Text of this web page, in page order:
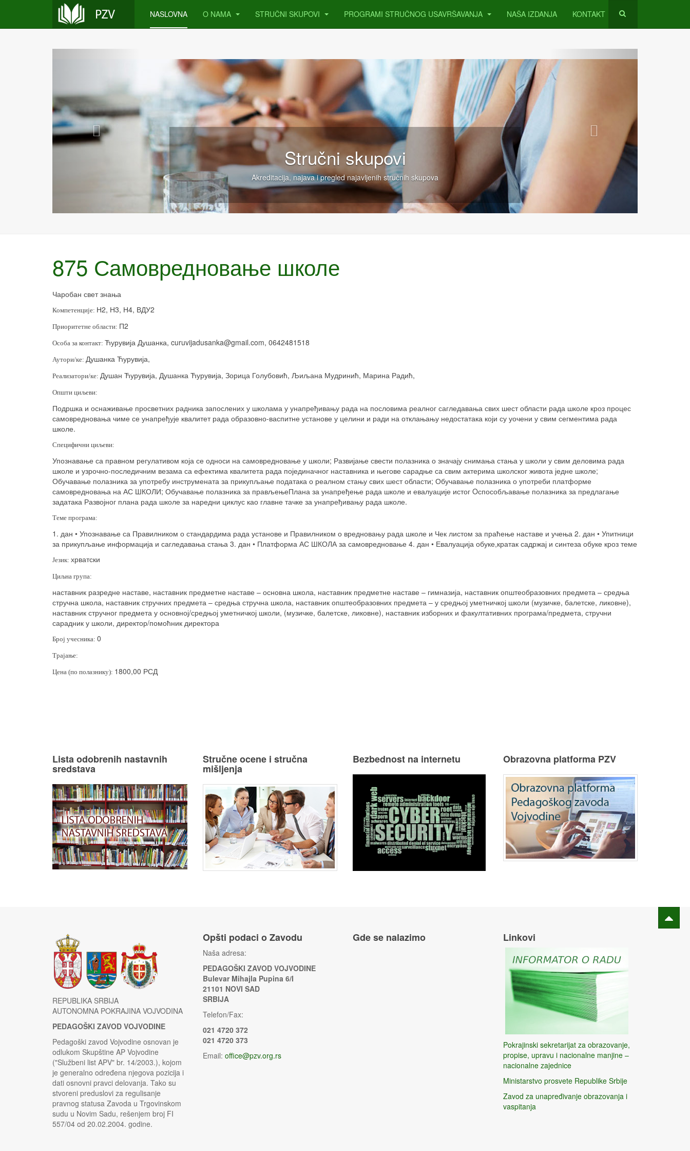
NASLOVNA O NAMA STRUČNI SKUPOVI PROGRAMI STRUČNOG USAVRŠAVANJA NAŠA IZDANJA KONTAKT
Stručni skupovi
Akreditacija, najava i pregled najavljenih stručnih skupova
875 Самовредновање школе
Чаробан свет знања
Компетенције: Н2, Н3, Н4, ВДУ2
Приоритетне области: П2
Особа за контакт: Ћурувија Душанка, curuvijadusanka@gmail.com, 0642481518
Аутори/ке: Душанка Ћурувија,
Реализатори/ке: Душан Ћурувија, Душанка Ћурувија, Зорица Голубовић, Љиљана Мудринић, Марина Радић,
Општи циљеви:
Подршка и оснаживање просветних радника запослених у школама у унапређивању рада на пословима реалног сагледавања свих шест области рада школе кроз процес
самовредновања чиме се унапређује квалитет рада образовно-васпитне установе у целини и ради на отклањању недостатака који су уочени у свим сегментима рада
школе.
Специфични циљеви:
Упознавање са правном регулативом која се односи на самовредновање у школи; Развијање свести полазника о значају снимања стања у школи у свим деловима рада
школе и узрочно-последичним везама са ефектима квалитета рада појединачног наставника и његове сарадње са свим актерима школског живота једне школе;
Обучавање полазника за употребу инструмената за прикупљање података о реалном стању свих шест области; Обучавање полазника о употреби платформе
самовредновања на АС ШКОЛИ; Обучавање полазника за прављењеПлана за унапређење рада школе и евалуације истог Oспособљавање полазника за предлагање
задатака Развојног плана рада школе за наредни циклус као главне тачке за унапређивању рада школе.
Теме програма:
1. дан • Упознавање са Правилником о стандардима рада установе и Правилником о вредновању рада школе и Чек листом за праћење наставе и учења 2. дан • Упитници
за прикупљање информација и сагледавања стања 3. дан • Платформа АС ШКОЛА за самовредновање 4. дан • Евалуација обуке,кратак садржај и синтеза обуке кроз теме
Језик: хрватски
Циљна група:
наставник разредне наставе, наставник предметне наставе – основна школа, наставник предметне наставе – гимназија, наставник општеобразовних предмета – средња
стручна школа, наставник стручних предмета – средња стручна школа, наставник општеобразовних предмета – у средњој уметничкој школи (музичке, балетске, ликовне),
наставник стручног предмета у основној/средњој уметничкој школи, (музичке, балетске, ликовне), наставник изборних и факултативних програма/предмета, стручни
сарадник у школи, директор/помоћник директора
Број учесника: 0
Трајање:
Цена (по полазнику): 1800,00 РСД
Lista odobrenih nastavnih
sredstava
Stručne ocene i stručna
mišljenja
Bezbednost na internetu Obrazovna platforma PZV
REPUBLIKA SRBIJA
AUTONOMNA POKRAJINA VOJVODINA
PEDAGOŠKI ZAVOD VOJVODINE
Pedagoški zavod Vojvodine osnovan je
odlukom Skupštine AP Vojvodine
("Službeni list APV" br. 14/2003.), kojom
je generalno određena njegova pozicija i
dati osnovni pravci delovanja. Tako su
stvoreni preduslovi za regulisanje
pravnog statusa Zavoda u Trgovinskom
sudu u Novim Sadu, rešenjem broj FI
557/04 od 20.02.2004. godine.
Opšti podaci o Zavodu
Naša adresa:
PEDAGOŠKI ZAVOD VOJVODINE
Bulevar Mihajla Pupina 6/I
21101 NOVI SAD
SRBIJA
Telefon/Fax:
021 4720 372
021 4720 373
Email: office@pzv.org.rs
Gde se nalazimo Linkovi
Pokrajinski sekretarijat za obrazovanje,
propise, upravu i nacionalne manjine –
nacionalne zajednice
Ministarstvo prosvete Republike Srbije
Zavod za unapređivanje obrazovanja i
vaspitanja